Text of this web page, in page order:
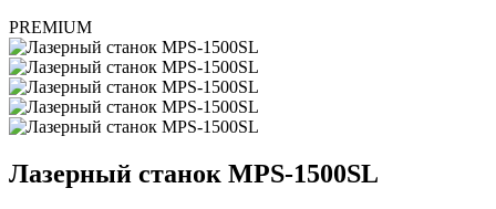
PREMIUM
Лазерный станок MPS-1500SL